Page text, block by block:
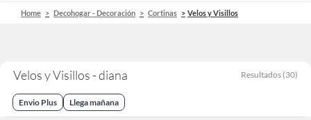
Home Decohogar - Decoración Cortinas Velos y Visillos
Velos y Visillos - diana Resultados (30)
Envio Plus Llega mañana